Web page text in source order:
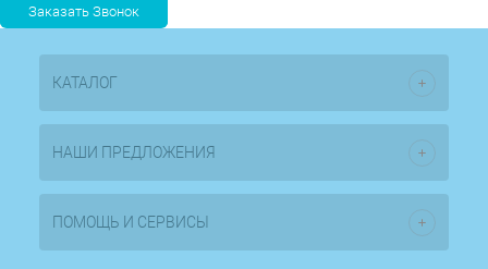
КАТАЛОГ
НАШИ ПРЕДЛОЖЕНИЯ
ПОМОЩЬ И СЕРВИСЫ